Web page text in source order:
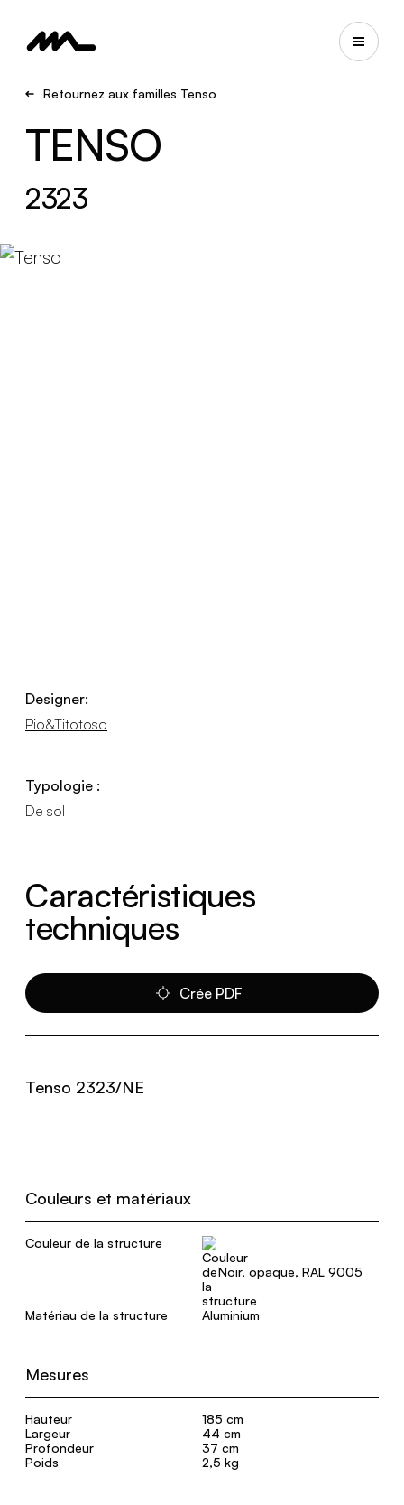
Retournez aux familles Tenso
TENSO
2323
Designer:
Pio&Titotoso
Typologie :
De sol
Caractéristiques
techniques
Crée PDF
Tenso 2323/NE
Couleurs et matériaux
Couleur de la structure
Noir, opaque, RAL 9005
Matériau de la structure Aluminium
Mesures
Hauteur
185 cm
Largeur
44 cm
Profondeur
37 cm
Poids
2,5 kg